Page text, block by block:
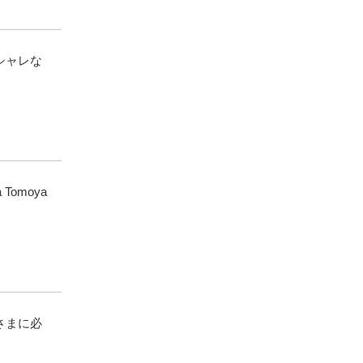
ャレな
Tomoya
まに必